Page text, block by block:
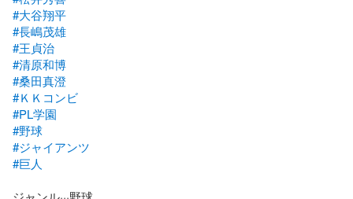
#大谷翔平
#長嶋茂雄
#王貞治
#清原和博
#桑田真澄
#ＫＫコンビ
#PL学園
#野球
#ジャイアンツ
#巨人